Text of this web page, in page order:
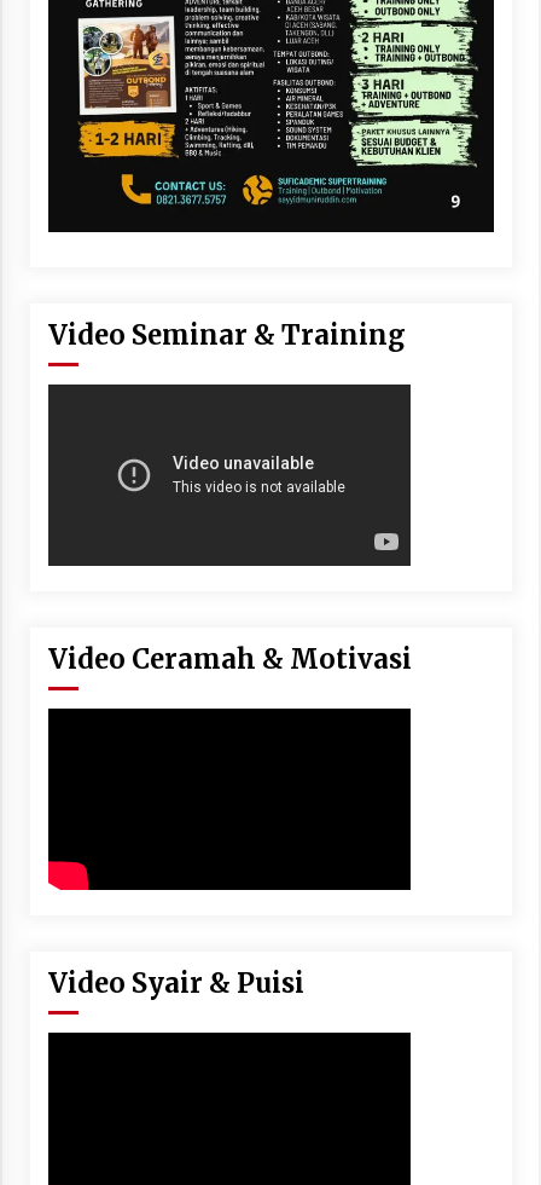
Video Seminar & Training
Video Ceramah & Motivasi
Video Syair & Puisi